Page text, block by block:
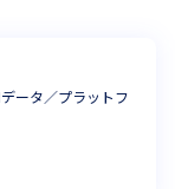
ータ／プラットフ